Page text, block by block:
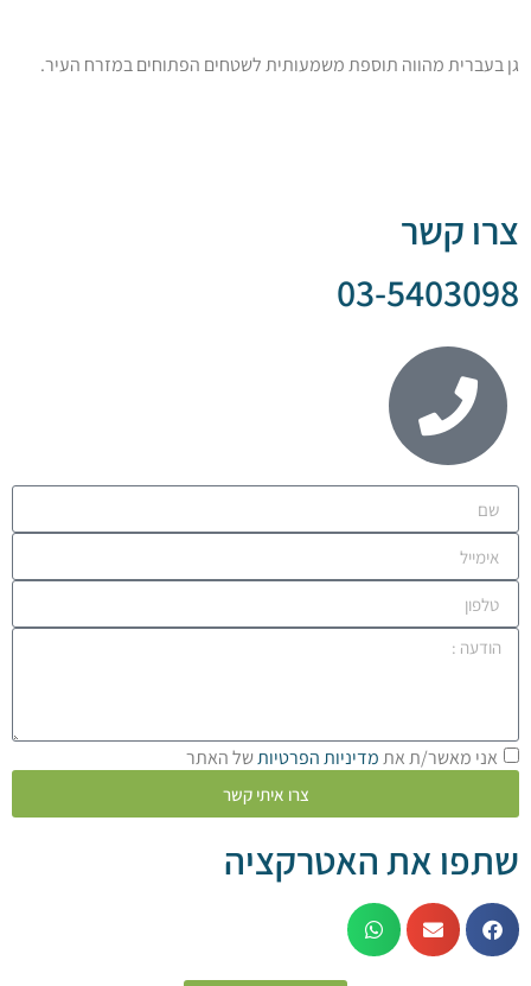
מהווה תוספת משמעותית לשטחים הפתוחים במזרח העיר.
03-
ת אתמדיניות הפרטיותשל האתר
צרו איתי קשר
את האטרקציה